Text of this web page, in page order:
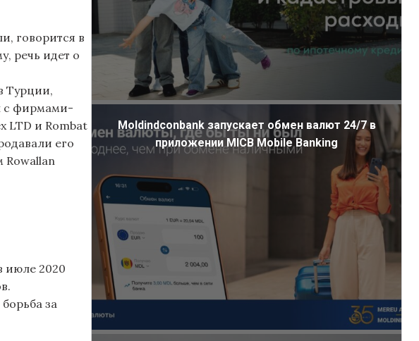
говорится в
речь идет о
Турции,
с фирмами-
LTD и Rombat
его
Rowallan
июле 2020
за
Moldindconbank запускает обмен валют 24/7 в
приложении MICB Mobile Banking